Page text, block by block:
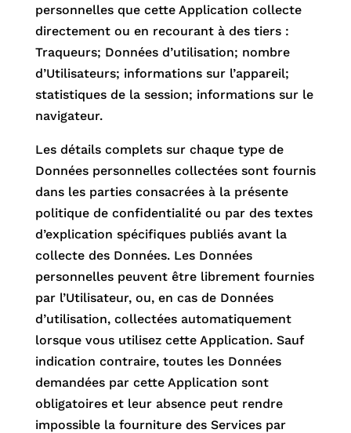
personnelles que cette Application collecte
directement ou en recourant à des tiers :
Traqueurs; Données d’utilisation; nombre
d’Utilisateurs; informations sur l’appareil;
statistiques de la session; informations sur le
navigateur.
Les détails complets sur chaque type de
Données personnelles collectées sont fournis
dans les parties consacrées à la présente
politique de confidentialité ou par des textes
d’explication spécifiques publiés avant la
collecte des Données. Les Données
personnelles peuvent être librement fournies
par l’Utilisateur, ou, en cas de Données
d’utilisation, collectées automatiquement
lorsque vous utilisez cette Application. Sauf
indication contraire, toutes les Données
demandées par cette Application sont
obligatoires et leur absence peut rendre
impossible la fourniture des Services par